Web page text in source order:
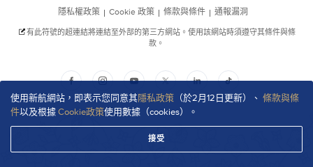
使用新航網站，即表示您同意其隱私政策 （於2月12日更新）、 條款與條
件以及根據Cookie政策使用數據（cookies）。
接受